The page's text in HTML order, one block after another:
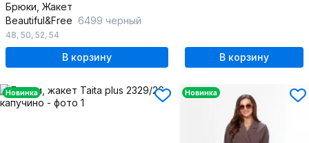
Брюки, Жакет
Beautiful&Free 6499 черный
48, 50, 52, 54
В корзину В корзину
Новинка Новинка